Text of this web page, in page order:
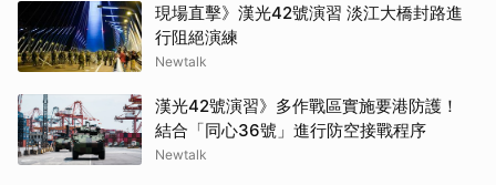
現場直擊》漢光42號演習 淡江大橋封路進
行阻絕演練
Newtalk
漢光42號演習》多作戰區實施要港防護！
結合「同心36號」進行防空接戰程序
Newtalk